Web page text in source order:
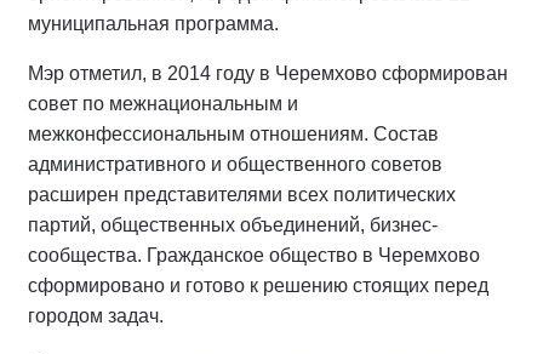
муниципальная программа.
Мэр отметил, в 2014 году в Черемхово сформирован
совет по межнациональным и
межконфессиональным отношениям. Состав
административного и общественного советов
расширен представителями всех политических
партий, общественных объединений, бизнес-
сообщества. Гражданское общество в Черемхово
сформировано и готово к решению стоящих перед
городом задач.